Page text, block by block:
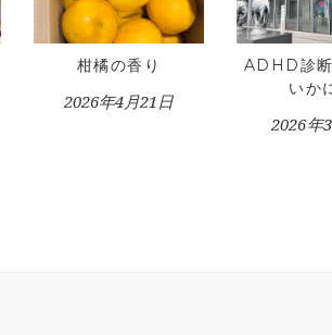
柑橘の香り
2026年4月21日
ADHD診
いか
2026年